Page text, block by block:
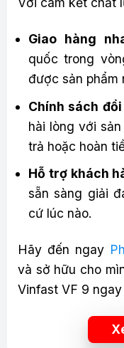
Giao hàng
quốc trong
được sản phẩm
Chính sách
hài lòng với
trả hoặc hoàn
Hỗ trợ khách
sẵn sàng giải
cứ lúc nào.
Hãy đến ngay
và sở hữu cho
Vinfast VF 9 ngay